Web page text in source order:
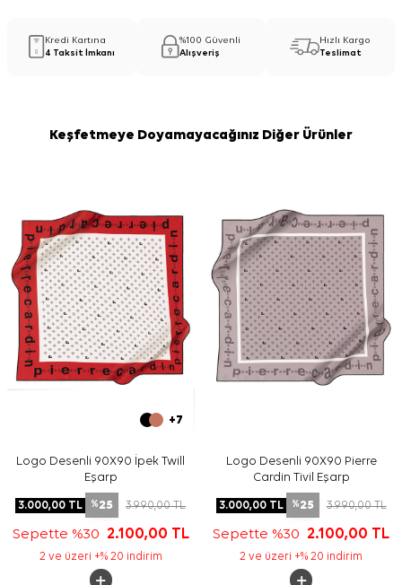
Kredi Kartına
4 Taksit İmkanı
%100 Güvenli
Alışveriş
Hızlı Kargo
Teslimat
Keşfetmeye Doyamayacağınız Diğer Ürünler
+7
Logo Desenli 90X90 İpek Twill
Eşarp
3.000,00 TL %25 3.990,00TL
Sepette %30 2.100,00 TL
2 ve üzeri +% 20 indirim
Logo Desenli 90X90 Pierre
Cardin Tivil Eşarp
3.000,00TL %25 3.990,00TL
Sepette %30 2.100,00 TL
2 ve üzeri +% 20 indirim